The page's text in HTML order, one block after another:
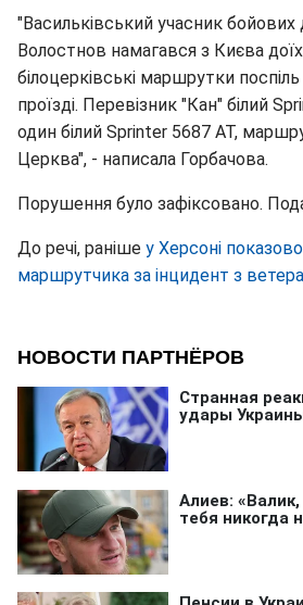
"Васильківський учасник бойових
Волостнов намагався з Києва
білоцерківські маршрутки
проїзді. Перевізник "Кан" білий
один білий Sprinter 5687 АТ,
Церква", - написала Горбачова.
Порушення було зафіксовано.
До речі, раніше у Херсоні
маршрутчика за інцидент з